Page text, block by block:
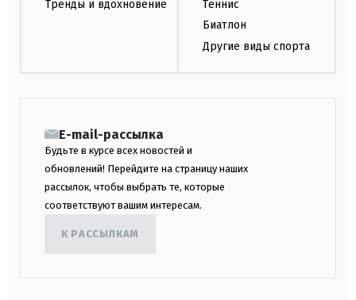
Тренды и вдохновение
Теннис
Биатлон
Другие виды спорта
E-mail-рассылка
Будьте в курсе всех новостей и
обновлений! Перейдите на страницу наших
рассылок, чтобы выбрать те, которые
соответствуют вашим интересам.
К РАССЫЛКАМ